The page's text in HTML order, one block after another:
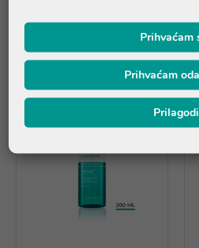
Proizvodi iz
Prihvaćam
Prihvaćam
Prilagodi